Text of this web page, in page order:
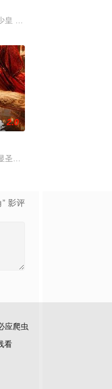
南银行，手艺
己不过是掩盖秘密的工具。
等带兵参加围剿。冀中军区
皇 饰）为了营救意外被困秘
终刻苦学习，憧憬未来。为此
剑因不满演习流于形式，
2.0
圣、少年失踪......长安怪事扎
” 影评
应爬虫
看